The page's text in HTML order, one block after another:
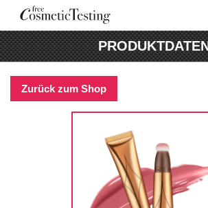
Zurück zum Shop